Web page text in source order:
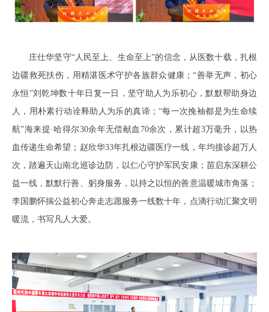
庄仕华坚守“人民至上、生命至上”的信念，从医数十载，扎根
边疆救死扶伤，用精湛医术守护各族群众健康；“善举无声，初心
永恒”刘乾坤数十年日复一日，坚守助人为乐初心，默默帮助身边
人，用朴素行动诠释助人为乐的真谛；“每一次挽袖都是为生命续
航”海来提·哈得尔30余年无偿献血70余次，累计超3万毫升，以热
血传递生命希望；赵欣华33年扎根边疆医疗一线，年均接诊超万人
次，踏遍天山南北巡诊边防，以仁心守护军民安康；苗启东深耕公
益一线，默默行善、躬身服务，以持之以恒的善意温暖城市角落；
李国鹏怀揣公益初心奔走志愿服务一线数十年，点滴行动汇聚文明
暖流，书写凡人大爱。